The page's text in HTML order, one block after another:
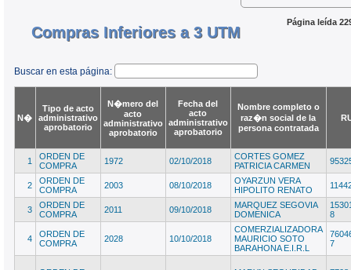
Página leída
Compras Inferiores a 3 UTM
Buscar en esta página:
N�
Tipo de acto
administrativo
aprobatorio
N�mero del
acto
administrativo
aprobatorio
Fecha del
acto
administrativo
aprobatorio
Nombre completo o
raz�n social de la
persona contratada
1
ORDEN DE
COMPRA
1972 02/10/2018
CORTES GOMEZ
PATRICIA CARMEN
2
ORDEN DE
COMPRA
2003 08/10/2018
OYARZUN VERA
HIPOLITO RENATO
3
ORDEN DE
COMPRA
2011 09/10/2018
MARQUEZ SEGOVIA
DOMENICA
8
4
ORDEN DE
COMPRA
2028 10/10/2018
COMERZIALIZADORA
MAURICIO SOTO
BARAHONA E.I.R.L
7